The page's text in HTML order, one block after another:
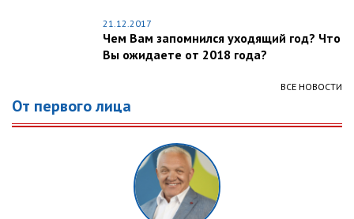
21.12.2017
Чем Вам запомнился уходящий год? Что
Вы ожидаете от 2018 года?
ВСЕ НОВОСТИ
От первого лица